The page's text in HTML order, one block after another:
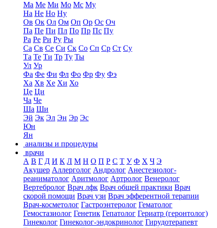
Ма Ме Ми Мо Мс Му
На Не Но Ну
Ов Ок Ол Ом Оп Ор Ос Оч
Па Пе Пи Пл По Пр Пс Пу
Ра Ре Ри Ру Ры
Са Св Се Си Ск Со Сп Ср Ст Су
Та Те Ти Тр Ту Ты
Ул Ур
Фа Фе Фи Фл Фо Фр Фу Фэ
Ха Хв Хе Хи Хо
Це Ци
Ча Че
Ша Ши
Эй Эк Эл Эн Эр Эс
Юн
Ян
анализы и процедуры
врачи
А В Г Д И К Л М Н О П Р С Т У Ф Х Ч Э
Акушер Аллерголог Андролог Анестезиолог-
реаниматолог Аритмолог Артролог Венеролог
Вертебролог Врач лфк Врач общей практики Врач
скорой помощи Врач узи Врач эфферентной терапии
Врач-косметолог Гастроэнтеролог Гематолог
Гемостазиолог Генетик Гепатолог Гериатр (геронтолог)
Гинеколог Гинеколог-эндокринолог Гирудотерапевт